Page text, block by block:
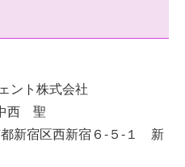
ント株式会社
西 聖
新宿区西新宿６-５-１ 新